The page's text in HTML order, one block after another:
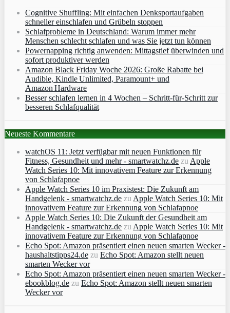
Cognitive Shuffling: Mit einfachen Denksportaufgaben
schneller einschlafen und Grübeln stoppen
Schlafprobleme in Deutschland: Warum immer mehr
Menschen schlecht schlafen und was Sie jetzt tun können
Powernapping richtig anwenden: Mittagstief überwinden und
sofort produktiver werden
Amazon Black Friday Woche 2026: Große Rabatte bei
Audible, Kindle Unlimited, Paramount+ und
Amazon Hardware
Besser schlafen lernen in 4 Wochen – Schritt‑für‑Schritt zur
besseren Schlafqualität
Neueste Kommentare
watchOS 11: Jetzt verfügbar mit neuen Funktionen für
Fitness, Gesundheit und mehr - smartwatchz.de zu Apple
Watch Series 10: Mit innovativem Feature zur Erkennung
von Schlafapnoe
Apple Watch Series 10 im Praxistest: Die Zukunft am
Handgelenk - smartwatchz.de zu Apple Watch Series 10: Mit
innovativem Feature zur Erkennung von Schlafapnoe
Apple Watch Series 10: Die Zukunft der Gesundheit am
Handgelenk - smartwatchz.de zu Apple Watch Series 10: Mit
innovativem Feature zur Erkennung von Schlafapnoe
Echo Spot: Amazon präsentiert einen neuen smarten Wecker -
haushaltstipps24.de zu Echo Spot: Amazon stellt neuen
smarten Wecker vor
Echo Spot: Amazon präsentiert einen neuen smarten Wecker -
ebookblog.de zu Echo Spot: Amazon stellt neuen smarten
Wecker vor